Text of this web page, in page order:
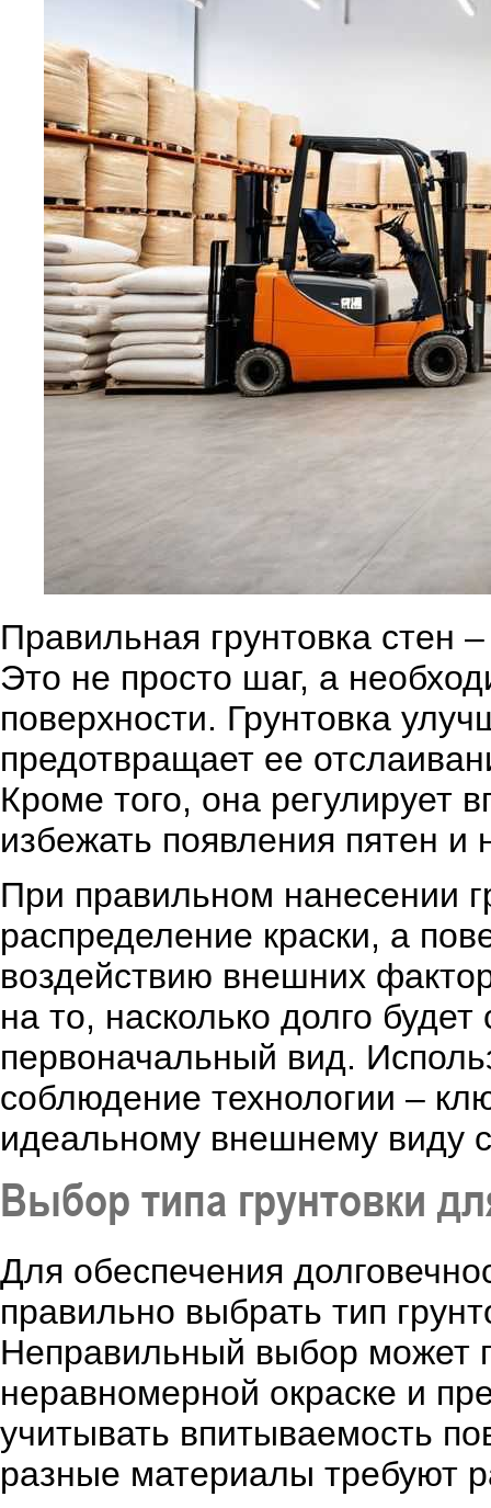
Правильная грунтовка стен
Это не просто шаг, а
поверхности. Грунтовка
предотвращает ее
Кроме того, она регулирует
избежать появления пятен и
При правильном нанесении
распределение краски, а
воздействию внешних
на то, насколько долго
первоначальный вид.
соблюдение технологии –
идеальному внешнему виду
Выбор типа грунтовки
Для обеспечения
правильно выбрать тип
Неправильный выбор может
неравномерной окраске и
учитывать впитываемость
разные материалы требуют